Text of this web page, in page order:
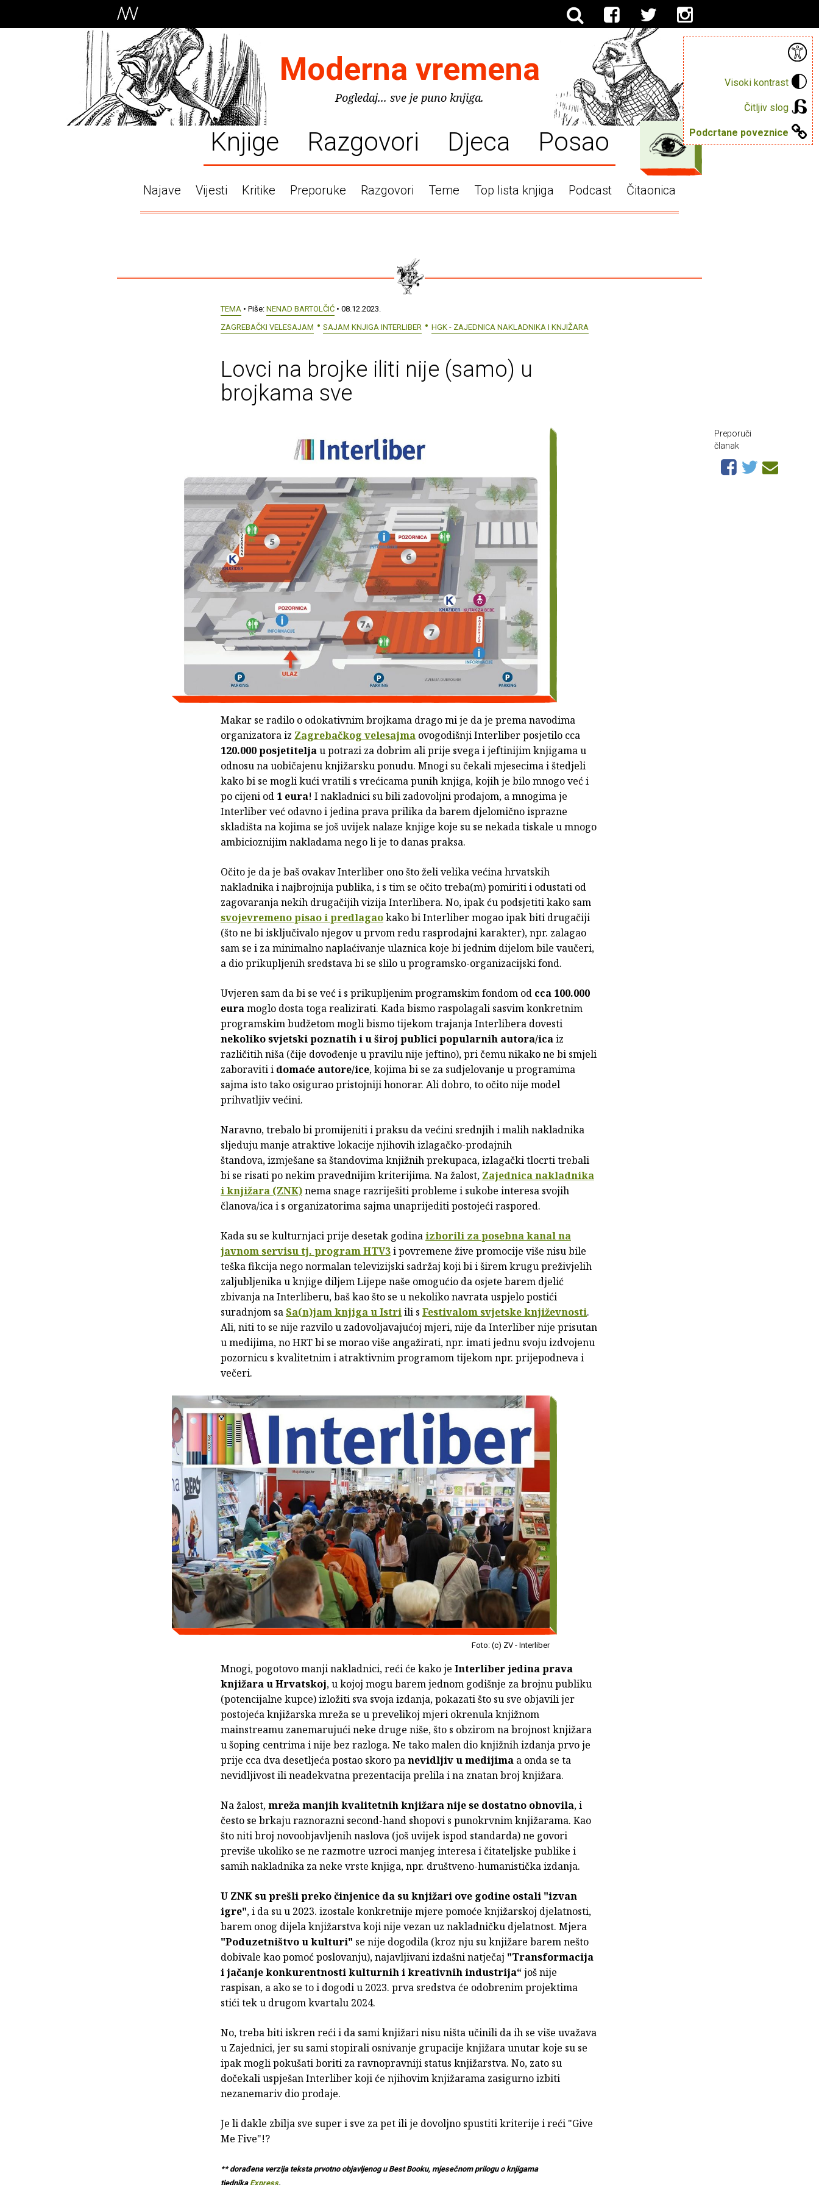
Visoki kontrast
Čitljiv slog
Podcrtane poveznice
Moderna vremena
Pogledaj... sve je puno knjiga.
Knjige Razgovori Djeca Posao
Najave Vijesti Kritike Preporuke Razgovori Teme Top lista knjiga Podcast Čitaonica
TEMA • Piše: NENAD BARTOLČIĆ • 08.12.2023.
ZAGREBAČKI VELESAJAM
SAJAM KNJIGA INTERLIBER HGK - ZAJEDNICA NAKLADNIKA I KNJIŽARA
Lovci na brojke iliti nije (samo) u
brojkama sve
Makar se radilo o odokativnim brojkama drago mi je da je prema navodima
organizatora iz Zagrebačkog velesajma ovogodišnji Interliber posjetilo cca
120.000 posjetiteljau potrazi za dobrim ali prije svega i jeftinijim knjigama u
odnosu na uobičajenu knjižarsku ponudu. Mnogi su čekali mjesecima i štedjeli
kako bi se mogli kući vratili s vrećicama punih knjiga, kojih je bilo mnogo već i
po cijeni od 1 eura! I nakladnici su bili zadovoljni prodajom, a mnogima je
Interliber već odavno i jedina prava prilika da barem djelomično isprazne
skladišta na kojima se još uvijek nalaze knjige koje su se nekada tiskale u mnogo
ambicioznijim nakladama nego li je to danas praksa.
Očito je da je baš ovakav Interliber ono što želi velika većina hrvatskih
nakladnika i najbrojnija publika, i s tim se očito treba(m) pomiriti i odustati od
zagovaranja nekih drugačijih vizija Interlibera. No, ipak ću podsjetiti kako sam
svojevremeno pisao i predlagaokako bi Interliber mogao ipak biti drugačiji
(što ne bi isključivalo njegov u prvom redu rasprodajni karakter), npr. zalagao
sam se i za minimalno naplaćivanje ulaznica koje bi jednim dijelom bile vaučeri,
a dio prikupljenih sredstava bi se slilo u programsko-organizacijski fond.
Uvjeren sam da bi se već i s prikupljenim programskim fondom od cca 100.000
euramoglo dosta toga realizirati. Kada bismo raspolagali sasvim konkretnim
programskim budžetom mogli bismo tijekom trajanja Interlibera dovesti
nekoliko svjetski poznatih i u široj publici popularnih autora/icaiz
različitih niša (čije dovođenje u pravilu nije jeftino), pri čemu nikako ne bi smjeli
zaboraviti i domaće autore/ice, kojima bi se za sudjelovanje u programima
sajma isto tako osigurao pristojniji honorar. Ali dobro, to očito nije model
prihvatljiv većini.
Naravno, trebalo bi promijeniti i praksu da većini srednjih i malih nakladnika
sljeduju manje atraktive lokacije njihovih izlagačko-prodajnih
štandova, izmješane sa štandovima knjižnih prekupaca, izlagački tlocrti trebali
bi se risati po nekim pravednijim kriterijima. Na žalost, Zajednica nakladnika
i knjižara (ZNK)nema snage razriješiti probleme i sukobe interesa svojih
članova/ica i s organizatorima sajma unaprijediti postojeći raspored.
Kada su se kulturnjaci prije desetak godinaizborili za posebna kanal na
javnom servisu tj. program HTV3i povremene žive promocije više nisu bile
teška fikcija nego normalan televizijski sadržaj koji bi i širem krugu preživjelih
zaljubljenika u knjige diljem Lijepe naše omogućio da osjete barem djelić
zbivanja na Interliberu, baš kao što se u nekoliko navrata uspjelo postići
suradnjom saSa(n)jam knjiga u Istriili s Festivalom svjetske književnosti.
Ali, niti to se nije razvilo u zadovoljavajućoj mjeri, nije da Interliber nije prisutan
u medijima, no HRT bi se morao više angažirati, npr. imati jednu svoju izdvojenu
pozornicu s kvalitetnim i atraktivnim programom tijekom npr. prijepodneva i
večeri.
Foto: (c) ZV - Interliber
Mnogi, pogotovo manji nakladnici, reći će kako je Interliber jedina prava
knjižara u Hrvatskoj, u kojoj mogu barem jednom godišnje za brojnu publiku
(potencijalne kupce) izložiti sva svoja izdanja, pokazati što su sve objavili jer
postojeća knjižarska mreža se u prevelikoj mjeri okrenula knjižnom
mainstreamu zanemarujući neke druge niše, što s obzirom na brojnost knjižara
u šoping centrima i nije bez razloga. Ne tako malen dio knjižnih izdanja prvo je
prije cca dva desetljeća postao skoro panevidljiv u medijima a onda se ta
nevidljivost ili neadekvatna prezentacija prelila i na znatan broj knjižara.
Na žalost,mreža manjih kvalitetnih knjižara nije se dostatno obnovila, i
često se brkaju raznorazni second-hand shopovi s punokrvnim knjižarama. Kao
što niti broj novoobjavljenih naslova (još uvijek ispod standarda) ne govori
previše ukoliko se ne razmotre uzroci manjeg interesa i čitateljske publike i
samih nakladnika za neke vrste knjiga, npr. društveno-humanistička izdanja.
U ZNK su prešli preko činjenice da su knjižari ove godine ostali "izvan
igre", i da su u 2023. izostale konkretnije mjere pomoće knjižarskoj djelatnosti,
barem onog dijela knjižarstva koji nije vezan uz nakladničku djelatnost. Mjera
"Poduzetništvo u kulturi" se nije dogodila (kroz nju su knjižare barem nešto
dobivale kao pomoć poslovanju), najavljivani izdašni natječaj "Transformacija
i jačanje konkurentnosti kulturnih i kreativnih industrija“još nije
raspisan, a ako se to i dogodi u 2023. prva sredstva će odobrenim projektima
stići tek u drugom kvartalu 2024.
No, treba biti iskren reći i da sami knjižari nisu ništa učinili da ih se više uvažava
u Zajednici, jer su sami stopirali osnivanje grupacije knjižara unutar koje su se
ipak mogli pokušati boriti za ravnopravniji status knjižarstva. No, zato su
dočekali uspješan Interliber koji će njihovim knjižarama zasigurno izbiti
nezanemariv dio prodaje.
Je li dakle zbilja sve super i sve za pet ili je dovoljno spustiti kriterije i reći "Give
Me Five"!?
** dorađena verzija teksta prvotno objavljenog u Best Booku, mjesečnom prilogu o knjigama
tjednika Express.
Preporuči
članak